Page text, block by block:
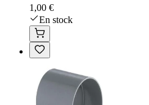
1,00 €
En stock